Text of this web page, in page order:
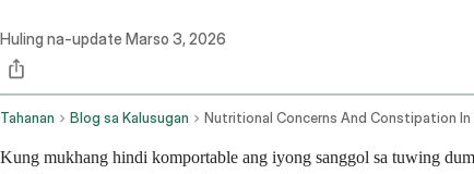
Huling na-update Marso 3, 2026
Tahanan Blog sa Kalusugan
Kung mukhang hindi komportable ang iyong sanggol sa tuwing